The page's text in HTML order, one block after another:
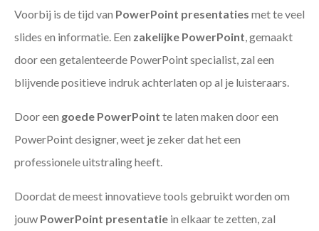
Voorbij is de tijd van PowerPoint presentaties met te veel
slides en informatie. Een zakelijke PowerPoint, gemaakt
door een getalenteerde PowerPoint specialist, zal een
blijvende positieve indruk achterlaten op al je luisteraars.
Door een goede PowerPoint te laten maken door een
PowerPoint designer, weet je zeker dat het een
professionele uitstraling heeft.
Doordat de meest innovatieve tools gebruikt worden om
jouw PowerPoint presentatie in elkaar te zetten, zal